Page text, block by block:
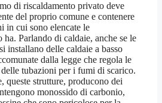
di riscaldamento privato deve
del proprio comune e contenere
in cui sono elencate le
ha. Parlando di caldaie, anche se le
installano delle caldaie a basso
dalla legge che regola le
tubazioni per i fumi di scarico.
queste strutture, producono dei
monossido di carbonio,